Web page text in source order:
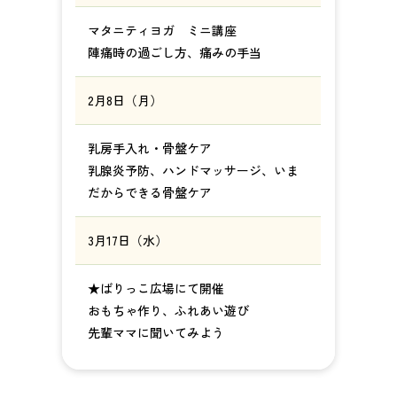
マタニティヨガ ミニ講座
陣痛時の過ごし方、痛みの手当
2月8日（月）
乳房手入れ・骨盤ケア
乳腺炎予防、ハンドマッサージ、いま
だからできる骨盤ケア
3月17日（水）
★ばりっこ広場にて開催
おもちゃ作り、ふれあい遊び
先輩ママに聞いてみよう